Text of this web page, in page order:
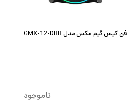
فن کیس گیم مکس مدل GMX-12-DBB
ناموجود